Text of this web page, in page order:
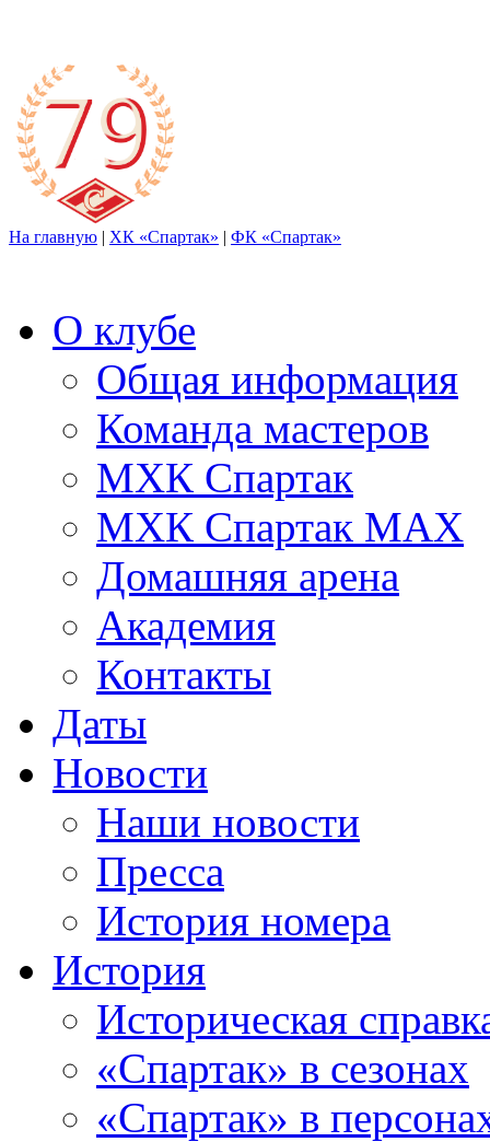
На главную | ХК «Спартак» | ФК «Спартак»
О клубе
Общая информация
Команда мастеров
МХК Спартак
МХК Спартак МАХ
Домашняя арена
Академия
Контакты
Даты
Новости
Наши новости
Пресса
История номера
История
Историческая
«Спартак» в сезонах
«Спартак» в